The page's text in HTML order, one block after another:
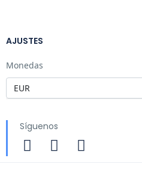
AJUSTES
Monedas
Síguenos